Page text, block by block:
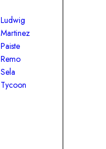
Ludwig
Martinez
Paiste
Remo
Sela
Tycoon